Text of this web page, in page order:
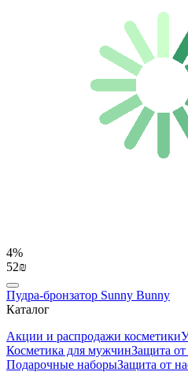
4%
52₪
Пудра-бронзатор Sunny Bunny
Каталог
Акции и распродажи косметики
Косметика для мужчинЗащита от
Подарочные наборыЗащита от